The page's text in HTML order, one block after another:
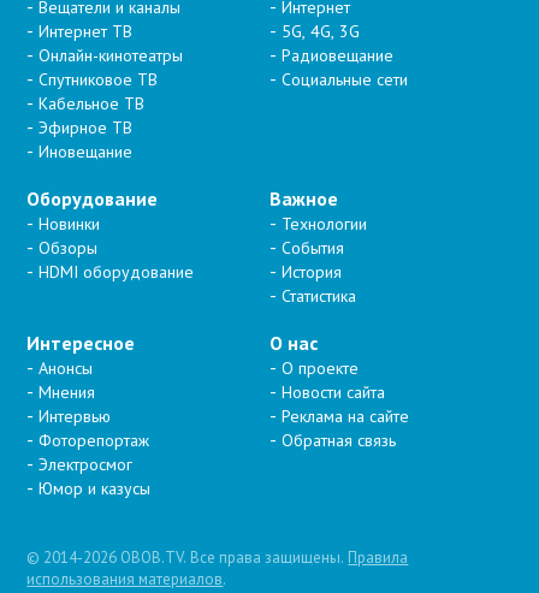
Вещатели и каналы
Интернет ТВ
Онлайн-кинотеатры
Спутниковое ТВ
Кабельное ТВ
Эфирное ТВ
Иновещание
Интернет
5G, 4G, 3G
Радиовещание
Социальные сети
Оборудование
Новинки
Обзоры
HDMI оборудование
Важное
Технологии
События
История
Статистика
Интересное
Анонсы
Мнения
Интервью
Фоторепортаж
Электросмог
Юмор и казусы
О нас
О проекте
Новости сайта
Реклама на сайте
Обратная связь
© 2014-2026 OBOB.TV. Все права защищены. Правила
использования материалов.